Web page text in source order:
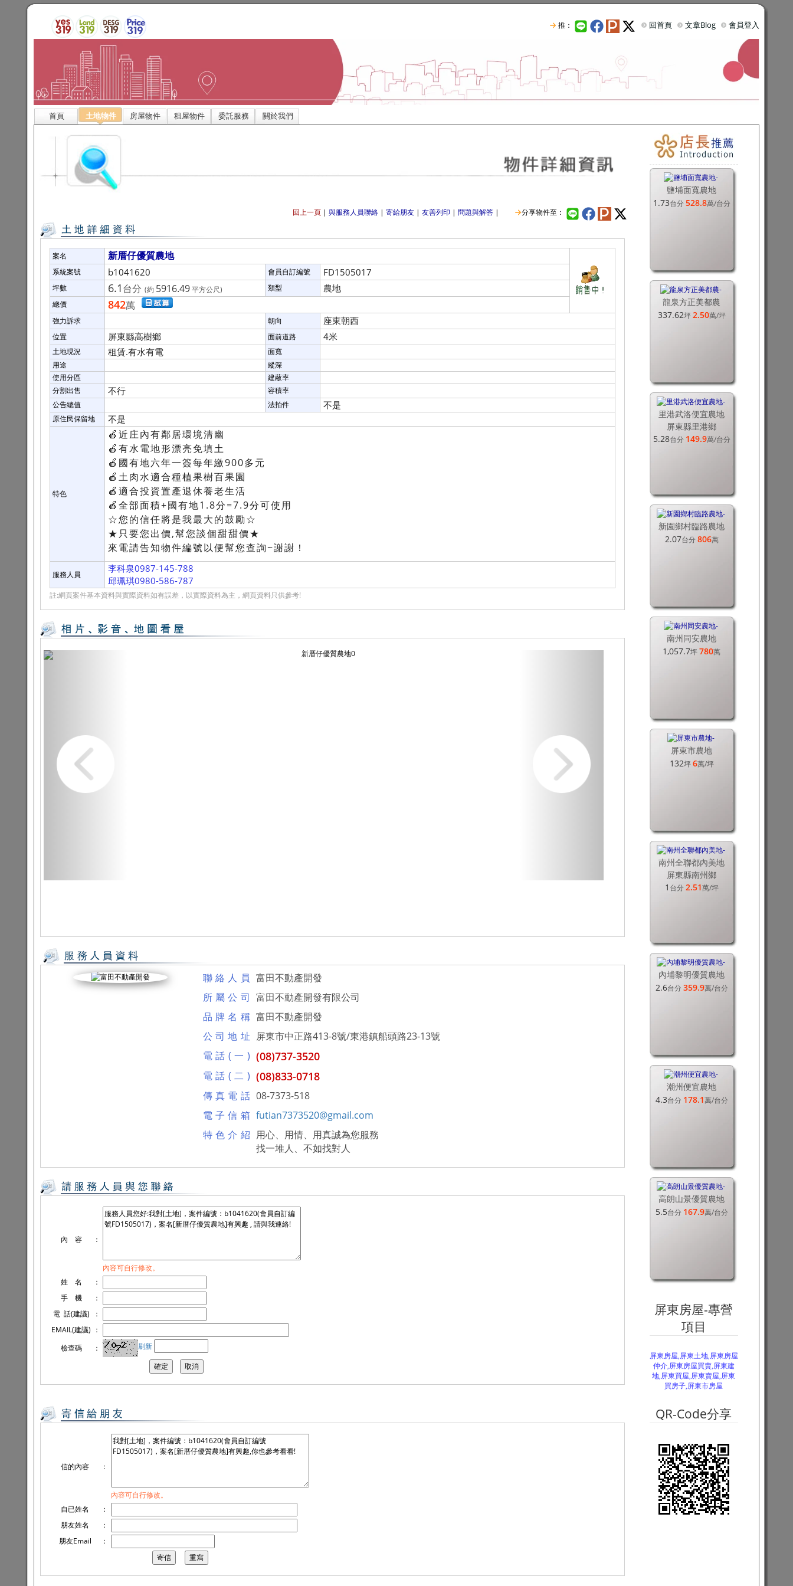
推： 回首頁 文章Blog 會員登入
首頁 房屋物件
土地物件 租屋物件 委託服務 關於我們
回上一頁| 與服務人員聯絡| 寄給朋友| 友善列印 | 問題與解答| 分享物件至：
案名 新厝仔優質農地
系統案號 b1041620 會員自訂編號 FD1505017
坪數 6.1台分 (約 5916.49平方公尺) 類型 農地
總價 842萬
強力訴求 朝向 座東朝西
位置 屏東縣高樹鄉 面前道路 4米
土地現況 租賃.有水有電
面寬
用途
縱深
使用分區
建蔽率
分割出售
不行
容積率
公告總值
法拍件 不是
原住民保留地 不是
特色
🍎近庄內有鄰居環境清幽
🍎有水電地形漂亮免填土
🍎國有地六年一簽每年繳900多元
🍎土肉水適合種植果樹百果園
🍎適合投資置產退休養老生活
🍎全部面積+國有地1.8分=7.9分可使用
☆您的信任將是我最大的鼓勵☆
★只要您出價,幫您談個甜甜價★
來電請告知物件編號以便幫您查詢~謝謝！
服務人員
李科泉0987-145-788
邱珮琪0980-586-787
註:網頁案件基本資料與實際資料如有誤差，以實際資料為主，網頁資料只供參考!
聯絡人員 富田不動產開發
所屬公司 富田不動產開發有限公司
品牌名稱 富田不動產開發
公司地址 屏東市中正路413-8號/東港鎮船頭路23-13號
電話(一) (08)737-3520
電話(二) (08)833-0718
傳真電話 08-7373-518
電子信箱 futian7373520@gmail.com
特色介紹 用心、用情、用真誠為您服務
找一堆人、不如找對人
內 容 ：
內容可自行修改。
姓 名
：
手 機
：
電 話(建議)
：
EMAIL(建議) ：
檢查碼
： 刷新
信的內容 ：
內容可自行修改。
自已姓名
：
朋友姓名
：
朋友Email
：
鹽埔面寬農地
1.73台分 528.8萬/台分
龍泉方正美都農
337.62坪 2.50萬/坪
里港武洛便宜農地
屏東縣里港鄉
5.28台分 149.9萬/台分
新園鄉村臨路農地
2.07台分 806萬
南州同安農地
1,057.7坪780萬
屏東市農地
132坪 6萬/坪
南州全聯都內美地
屏東縣南州鄉
1 台分 2.51萬/坪
內埔黎明優質農地
2.6台分 359.9萬/台分
潮州便宜農地
4.3台分 178.1萬/台分
高朗山景優質農地
5.5台分 167.9萬/台分
屏東房屋-專營
項目
屏東房屋,屏東土地,屏東房屋
仲介,屏東房屋買賣,屏東建
地,屏東買屋,屏東賣屋,屏東
買房子,屏東市房屋
QR-Code分享